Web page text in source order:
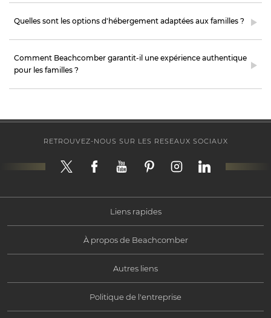
Quelles sont les options d'hébergement adaptées aux familles ?
Comment Beachcomber garantit-il une expérience authentique
pour les familles ?
RETROUVEZ-NOUS SUR LES RESEAUX SOCIAUX
Liens rapides
Offres exceptionnelles
Ile Maurice
À propos de Beachcomber
Information Corporate
Responsabilité Sociale
Autres liens
Nous contacter
Politique de l'entreprise